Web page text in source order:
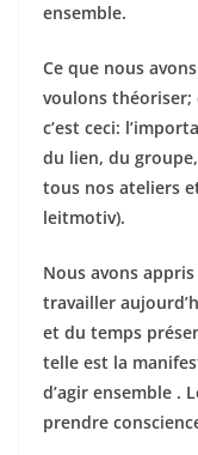
ensemble.
Ce que nous
voulons
c’est ceci:
du lien, du
tous nos ateliers
leitmotiv).
Nous avons
travailler
et du temps
telle est la
d’agir ensemble .
prendre